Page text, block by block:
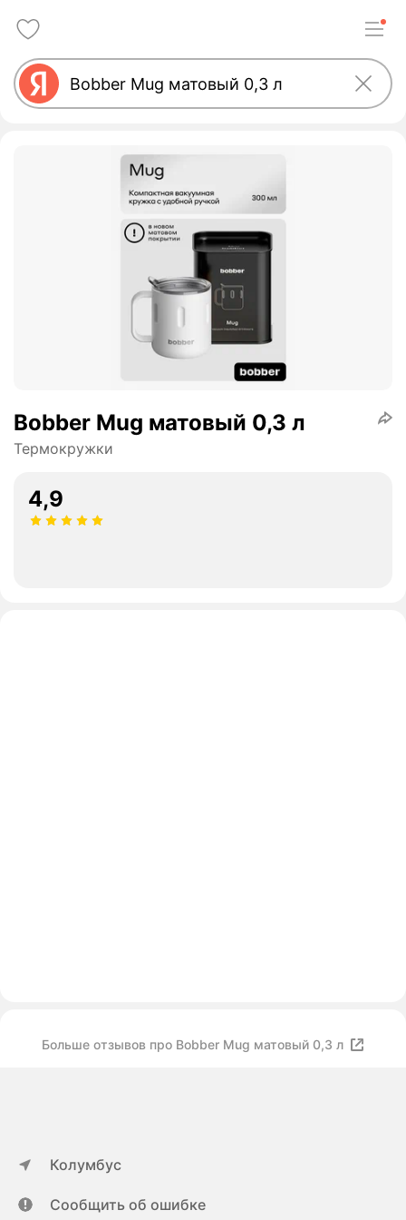
Bobber Mug матовый 0,3 л
Термокружки
4,9
Больше отзывов про Bobber Mug матовый 0,3 л
Колумбус
Сообщить об ошибке